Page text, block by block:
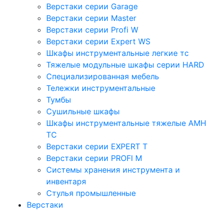
Верстаки серии Garage
Верстаки серии Master
Верстаки серии Profi W
Верстаки серии Expert WS
Шкафы инструментальные легкие тс
Тяжелые модульные шкафы серии HARD
Cпециализированная мебель
Тележки инструментальные
Тумбы
Cушильные шкафы
Шкафы инструментальные тяжелые AMH
TC
Верстаки серии EXPERT T
Верстаки серии PROFI M
Системы хранения инструмента и
инвентаря
Стулья промышленные
Верстаки